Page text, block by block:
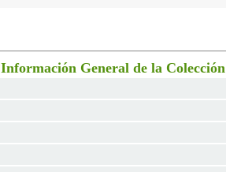
Información General de la Colección